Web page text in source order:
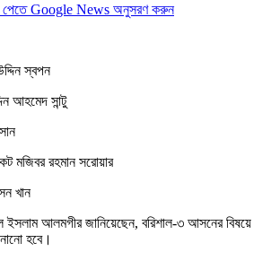
পেতে Google News অনুসরণ করুন
স্বপন
আহমেদ সান্টু
মজিবর রহমান সরোয়ার
খান
ইসলাম আলমগীর জানিয়েছেন, বরিশাল-৩ আসনের বিষয়ে
হবে।